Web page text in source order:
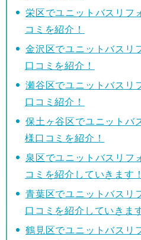
栄区でユニットバスリフ
コミを紹介！
金沢区でユニットバスリ
口コミを紹介！
瀬谷区でユニットバスリ
口コミ紹介！
保土ヶ谷区でユニットバ
様口コミを紹介！
泉区でユニットバスリフ
コミを紹介していきます！
青葉区でユニットバスリ
口コミを紹介していきま
鶴見区でユニットバスリ